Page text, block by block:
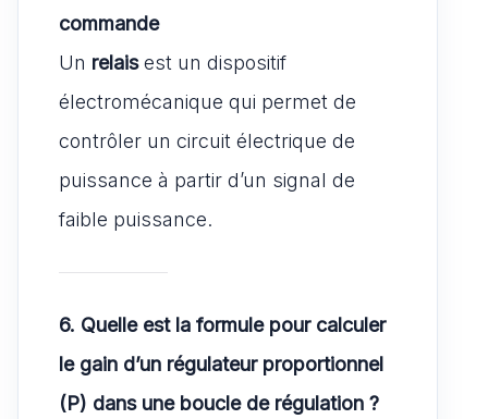
commande
Un relaisest un dispositif
électromécanique qui permet de
contrôler un circuit électrique de
puissance à partir d’un signal de
faible puissance.
6. Quelle est la formule pour calculer
le gain d’un régulateur proportionnel
(P) dans une boucle de régulation ?